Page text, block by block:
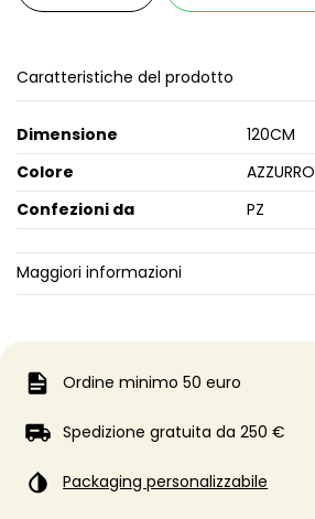
Caratteristiche del prodotto
Dimensione
120CM
Colore
AZZURRO
Confezioni da
PZ
Maggiori informazioni
Ordine minimo 50 euro
Spedizione gratuita da 250 €
Packaging personalizzabile